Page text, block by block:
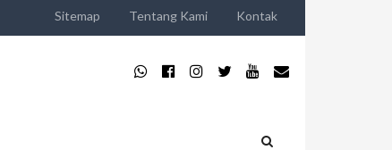
Sitemap Tentang Kami Kontak